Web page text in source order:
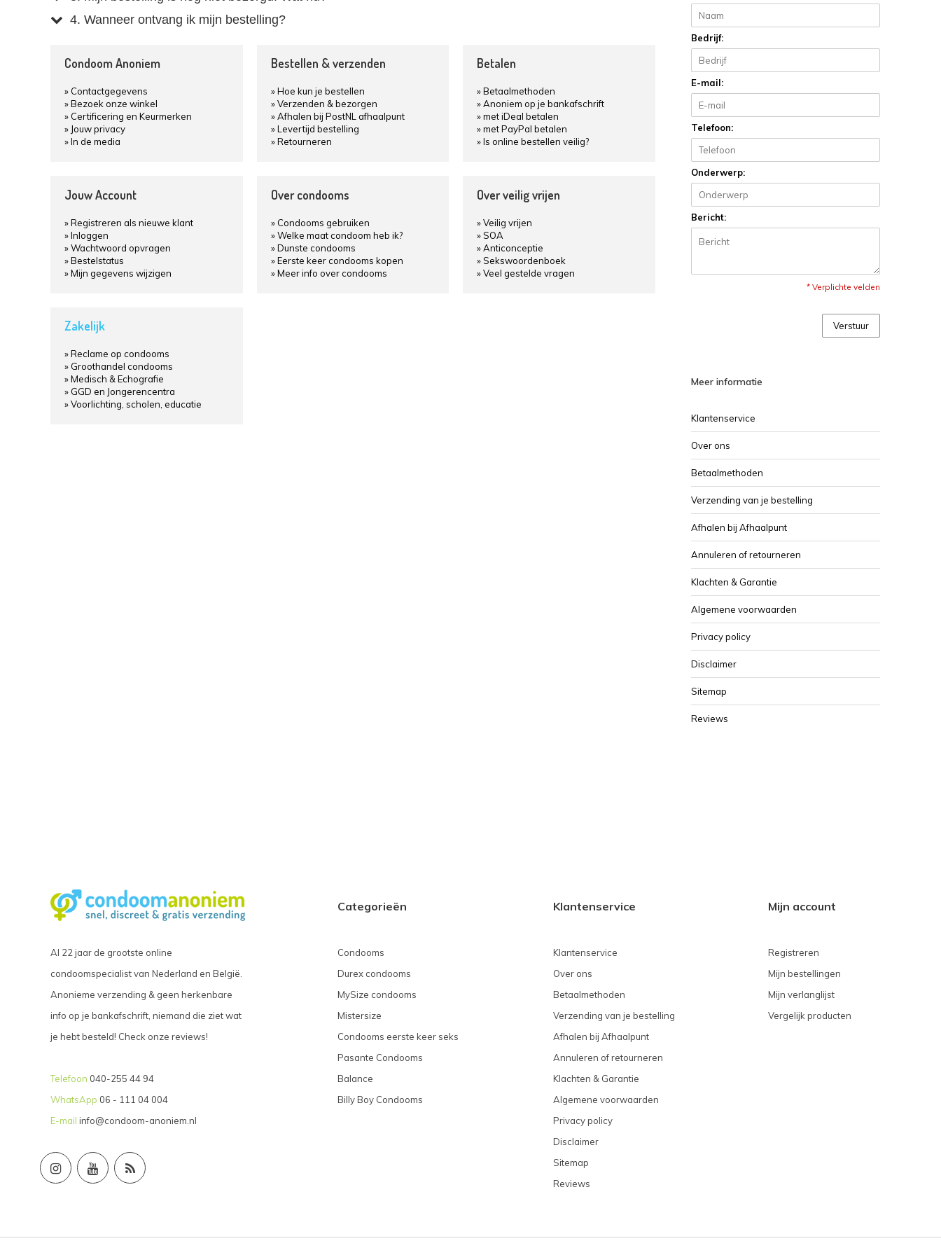
4. Wanneer ontvang ik mijn bestelling?
Condoom Anoniem
Contactgegevens
Bezoek onze winkel
Certificering en Keurmerken
Jouw privacy
In de media
Bestellen & verzenden
Hoe kun je bestellen
Verzenden & bezorgen
Afhalen bij PostNL afhaalpunt
Levertijd bestelling
Retourneren
Betalen
Betaalmethoden
Anoniem op je bankafschrift
met iDeal betalen
met PayPal betalen
Is online bestellen veilig?
Jouw Account
Registreren als nieuwe klant
Inloggen
Wachtwoord opvragen
Bestelstatus
Mijn gegevens wijzigen
Over condooms
Condooms gebruiken
Welke maat condoom heb ik?
Dunste condooms
Eerste keer condooms kopen
Meer info over condooms
Over veilig vrijen
Veilig vrijen
SOA
Anticonceptie
Sekswoordenboek
Veel gestelde vragen
Zakelijk
Reclame op condooms
Groothandel condooms
Medisch & Echografie
GGD en Jongerencentra
Voorlichting, scholen, educatie
Bedrijf:
E-mail:
Telefoon:
Onderwerp:
Bericht:
* Verplichte velden
Verstuur
Meer informatie
Klantenservice
Over ons
Betaalmethoden
Verzending van je bestelling
Afhalen bij Afhaalpunt
Annuleren of retourneren
Klachten & Garantie
Algemene voorwaarden
Privacy policy
Disclaimer
Sitemap
Reviews
Al 22 jaar de grootste online
condoomspecialist van Nederland en België.
Anonieme verzending & geen herkenbare
info op je bankafschrift, niemand die ziet wat
je hebt besteld! Check onze reviews!
Telefoon 040-255 44 94
WhatsApp 06 - 111 04 004
E-mail info@condoom-anoniem.nl
Categorieën
Condooms
Durex condooms
MySize condooms
Mistersize
Condooms eerste keer seks
Pasante Condooms
Balance
Billy Boy Condooms
Klantenservice
Klantenservice
Over ons
Betaalmethoden
Verzending van je bestelling
Afhalen bij Afhaalpunt
Annuleren of retourneren
Klachten & Garantie
Algemene voorwaarden
Privacy policy
Disclaimer
Sitemap
Reviews
Mijn account
Registreren
Mijn bestellingen
Mijn verlanglijst
Vergelijk producten